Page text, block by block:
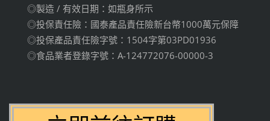
◎製造 / 有效日期：如瓶身所示
◎投保責任險：國泰產品責任險新台幣1000萬元保障
◎投保產品責任險字號：1504字第03PD01936
◎食品業者登錄字號：A-124772076-00000-3